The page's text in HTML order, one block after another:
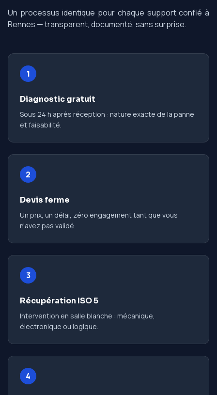
Un processus identique pour chaque support confié à
Rennes — transparent, documenté, sans surprise.
1
Diagnostic gratuit
Sous 24 h après réception : nature exacte de la panne
et faisabilité.
2
Devis ferme
Un prix, un délai, zéro engagement tant que vous
n'avez pas validé.
3
Récupération ISO 5
Intervention en salle blanche : mécanique,
électronique ou logique.
4